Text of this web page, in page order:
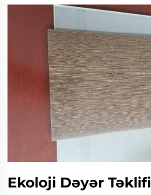
Ekoloji Dəyər Təklifi